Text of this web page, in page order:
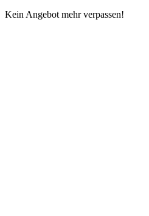
Kein Angebot mehr verpassen!